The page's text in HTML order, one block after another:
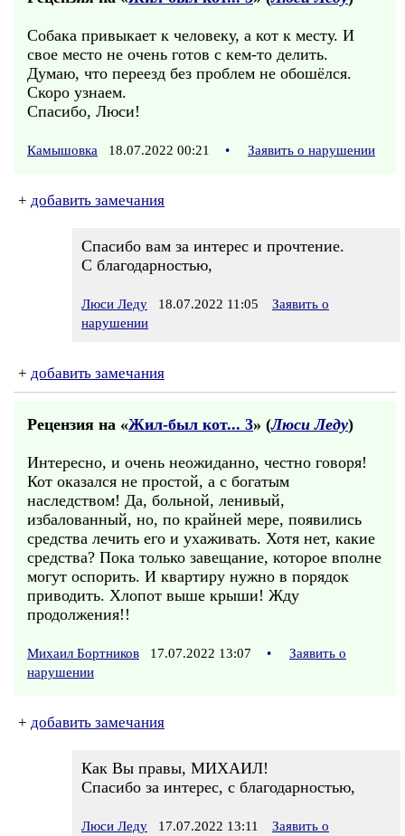
Собака привыкает к человеку, а кот к месту. И
свое место не очень готов с кем-то делить.
Думаю, что переезд без проблем не обошёлся.
Скоро узнаем.
Спасибо, Люси!
Камышовка 18.07.2022 00:21 • Заявить о нарушении
+ добавить замечания
Cпасибо вам за интерес и прочтение.
С благодарностью,
Люси Леду 18.07.2022 11:05
Заявить о
нарушении
+ добавить замечания
Рецензия на «Жил-был кот... 3» (Люси Леду)
Интересно, и очень неожиданно, честно говоря!
Кот оказался не простой, а с богатым
наследством! Да, больной, ленивый,
избалованный, но, по крайней мере, появились
средства лечить его и ухаживать. Хотя нет, какие
средства? Пока только завещание, которое вполне
могут оспорить. И квартиру нужно в порядок
приводить. Хлопот выше крыши! Жду
продолжения!!
Михаил Бортников 17.07.2022 13:07 •
Заявить о
нарушении
+ добавить замечания
Как Вы правы, МИХАИЛ!
Спасибо за интерес, с благодарностью,
Люси Леду 17.07.2022 13:11
Заявить о